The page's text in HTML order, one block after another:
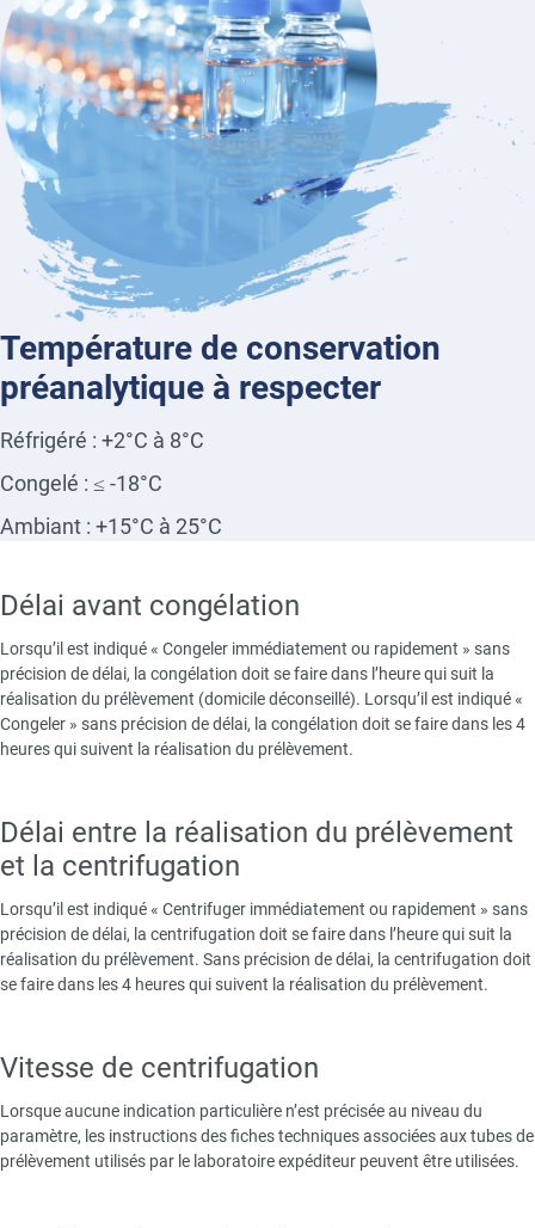
Température de conservation
préanalytique à respecter
Réfrigéré : +2°C à 8°C
Congelé : ≤ -18°C
Ambiant : +15°C à 25°C
Text
Délai avant congélation
Lorsqu’il est indiqué « Congeler immédiatement ou rapidement » sans
précision de délai, la congélation doit se faire dans l’heure qui suit la
réalisation du prélèvement (domicile déconseillé). Lorsqu’il est indiqué «
Congeler » sans précision de délai, la congélation doit se faire dans les 4
heures qui suivent la réalisation du prélèvement.
Délai entre la réalisation du prélèvement
et la centrifugation
Lorsqu’il est indiqué « Centrifuger immédiatement ou rapidement » sans
précision de délai, la centrifugation doit se faire dans l’heure qui suit la
réalisation du prélèvement. Sans précision de délai, la centrifugation doit
se faire dans les 4 heures qui suivent la réalisation du prélèvement.
Vitesse de centrifugation
Lorsque aucune indication particulière n’est précisée au niveau du
paramètre, les instructions des fiches techniques associées aux tubes de
prélèvement utilisés par le laboratoire expéditeur peuvent être utilisées.